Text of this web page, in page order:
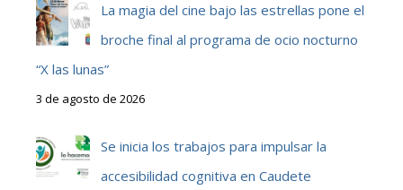
La magia del cine bajo las estrellas pone el
broche final al programa de ocio nocturno
“X las lunas”
3 de agosto de 2026
Se inicia los trabajos para impulsar la
accesibilidad cognitiva en Caudete